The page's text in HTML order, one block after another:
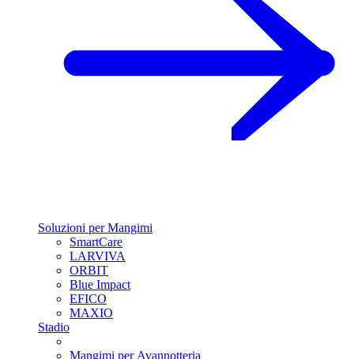
Soluzioni per Mangimi
SmartCare
LARVIVA
ORBIT
Blue Impact
EFICO
MAXIO
Stadio
Mangimi per Avannotteria